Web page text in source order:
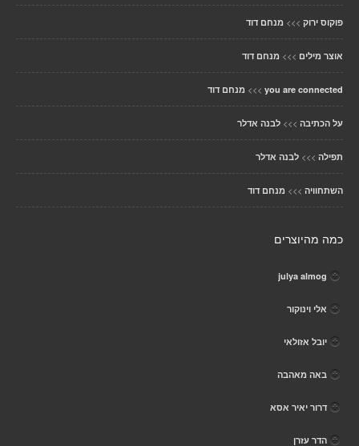
פוקוס ירוק >>> מנחם דוד
אוצר מילים >>> מנחם דוד
you are connected
>>> מנחם דוד
על הכתיבה >>> לבנה אדלר
תפילה >>> לבנה אדלר
השתחוויה >>> מנחם דוד
כמה מהיוצרים
julya almog
אלי וינוקור
יובל אזולאי
באה מאהבה
דרור יאיר אסא
הדר עזרן